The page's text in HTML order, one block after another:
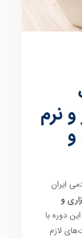
نرم
و
ایران
و
دوره با
لازم